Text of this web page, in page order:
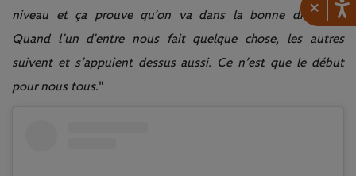
×
niveau et ça prouve qu’on va dans la bonne direction.
Quand l’un d’entre nous fait quelque chose, les autres
suivent et s’appuient dessus aussi. Ce n’est que le début
pour nous tous."